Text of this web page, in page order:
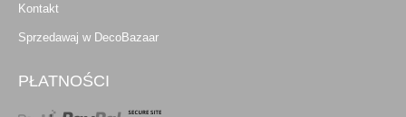
Kontakt
Sprzedawaj w DecoBazaar
PŁATNOŚCI